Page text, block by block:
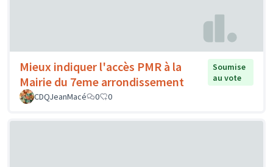
Mieux indiquer l'accès PMR à la
Mairie du 7eme arrondissement
Soumise
au vote
CDQJeanMacé
0 0